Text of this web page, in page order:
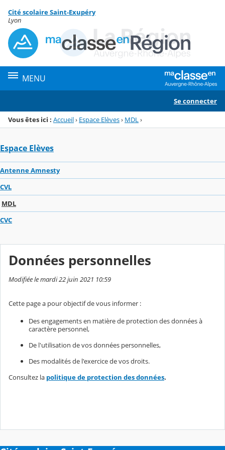
Menu de la rubrique
Contenu
Cité scolaire Saint-Exupéry
Lyon
MENU
Se connecter
Vous êtes ici : Accueil› Espace Elèves› MDL ›
Espace Elèves
Antenne Amnesty
CVL
MDL
CVC
Données personnelles
Modifiée le mardi 22 juin 2021 10:59
Cette page a pour objectif de vous informer :
Des engagements en matière de protection des données à
caractère personnel,
De l'utilisation de vos données personnelles,
Des modalités de l'exercice de vos droits.
Consultez la politique de protection des données.